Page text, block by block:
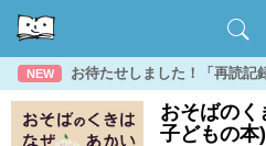
NEW お待たせしました！「再読記
おそばのく
子どもの本)